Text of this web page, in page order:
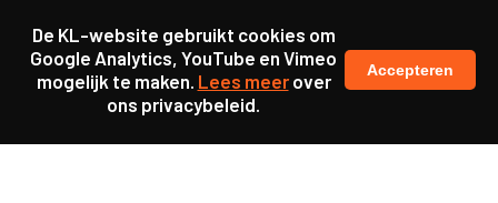
De KL-website gebruikt cookies om
Google Analytics, YouTube en Vimeo
mogelijk te maken. Lees meerover
ons privacybeleid.
Accepteren